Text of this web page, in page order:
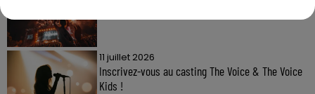
11 juillet 2026
Inscrivez-vous au casting The Voice & The Voice
Kids !